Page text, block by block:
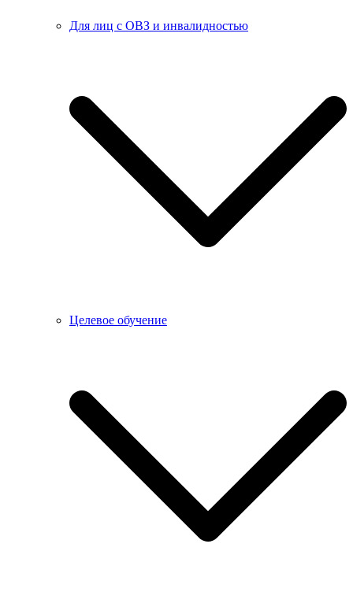
Для лиц с ОВЗ и инвалидностью
Целевое обучение